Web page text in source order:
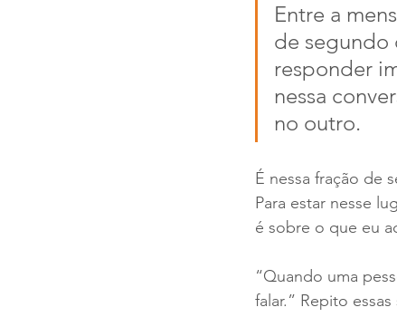
Entre a
de segundo
responder
nessa
no outro.
É nessa fração de
Para estar nesse
é sobre o que eu
“Quando uma
falar.” Repito